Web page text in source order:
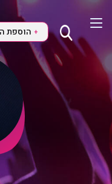
+ הוספת